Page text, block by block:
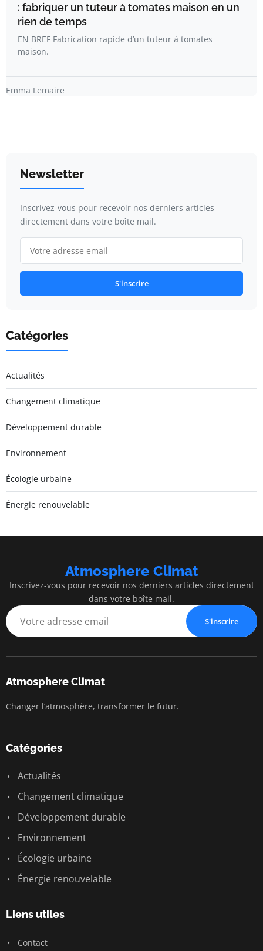
: fabriquer un tuteur à tomates maison en un
rien de temps
EN BREF Fabrication rapide d’un tuteur à tomates
maison.
Emma Lemaire
Newsletter
Inscrivez-vous pour recevoir nos derniers articles
directement dans votre boîte mail.
S'inscrire
Catégories
Actualités
Changement climatique
Développement durable
Environnement
Écologie urbaine
Énergie renouvelable
Atmosphere Climat
Inscrivez-vous pour recevoir nos derniers articles directement
dans votre boîte mail.
S'inscrire
Atmosphere Climat
Changer l’atmosphère, transformer le futur.
Catégories
Actualités
Changement climatique
Développement durable
Environnement
Écologie urbaine
Énergie renouvelable
Liens utiles
Contact